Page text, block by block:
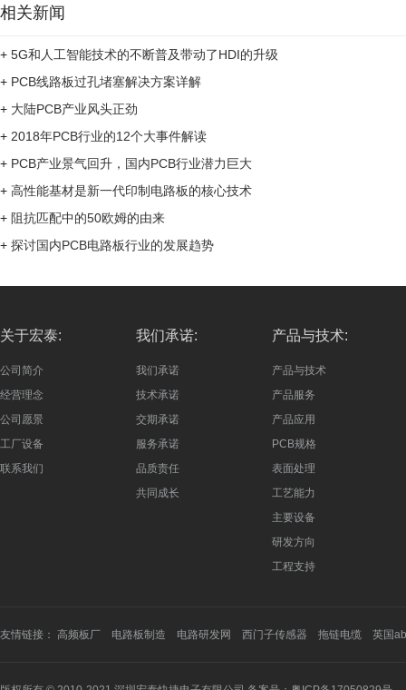
相关新闻
+ 5G和人工智能技术的不断普及带动了HDI的升级
+ PCB线路板过孔堵塞解决方案详解
+ 大陆PCB产业风头正劲
+ 2018年PCB行业的12个大事件解读
+ PCB产业景气回升，国内PCB行业潜力巨大
+ 高性能基材是新一代印制电路板的核心技术
+ 阻抗匹配中的50欧姆的由来
+ 探讨国内PCB电路板行业的发展趋势
关于宏泰:
公司简介
经营理念
公司愿景
工厂设备
联系我们
我们承诺:
我们承诺
技术承诺
交期承诺
服务承诺
品质责任
共同成长
产品与技术:
产品与技术
产品服务
产品应用
PCB规格
表面处理
工艺能力
主要设备
研发方向
工程支持
友情链接： 高频板厂 电路板制造 电路研发网 西门子传感器 拖链电缆 英国